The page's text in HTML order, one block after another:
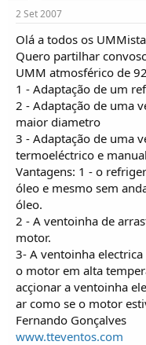
d
o
r
e
T
ó
p
i
s
í
i
o
2 Set 2007
Olá a todos os
Quero partilhar
UMM atmosférico de
1 - Adaptação de um
2 - Adaptação de uma
maior diametro
3 - Adaptação de uma
termoeléctrico e
Vantagens: 1 - o
óleo e mesmo sem
óleo.
2 - A ventoinha de
motor.
3- A ventoinha
o motor em alta
acçionar a ventoinha
ar como se o motor
Fernando Gonçalves
www.tteventos.com